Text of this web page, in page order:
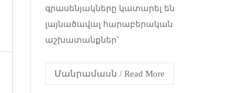
գրասենյակները կատարել են
լայնածավալ հարաբերական
աշխատանքներ՝
Մանրամասն / Read More